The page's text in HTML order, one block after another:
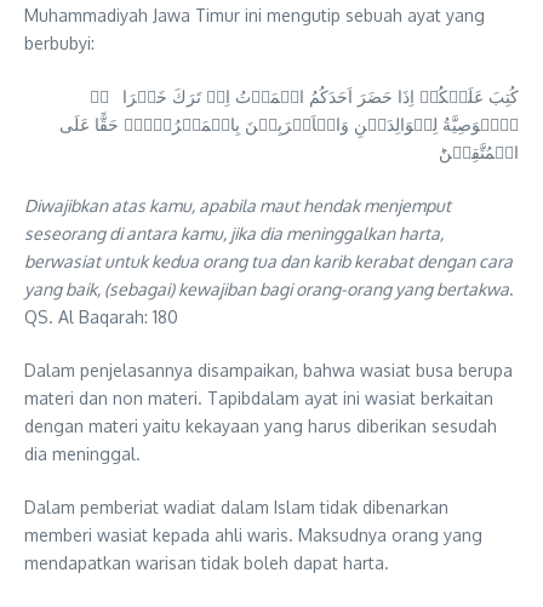
Muhammadiyah Jawa Timur ini mengutip sebuah ayat yang
berbubyi:
كُتِبَ عَلَيۡكُمۡ اِذَا حَضَرَ اَحَدَكُمُ الۡمَوۡتُ اِنۡ تَرَكَ خَيۡرَا ۖۚ
اۨلۡوَصِيَّةُ لِلۡوَالِدَيۡنِ وَالۡاَقۡرَبِيۡنَ بِالۡمَعۡرُوۡفِۚ حَقًّا عَلَى
الۡمُتَّقِيۡنَؕ
Diwajibkan atas kamu, apabila maut hendak menjemput
seseorang di antara kamu, jika dia meninggalkan harta,
berwasiat untuk kedua orang tua dan karib kerabat dengan cara
yang baik, (sebagai) kewajiban bagi orang-orang yang bertakwa.
QS. Al Baqarah: 180
Dalam penjelasannya disampaikan, bahwa wasiat busa berupa
materi dan non materi. Tapibdalam ayat ini wasiat berkaitan
dengan materi yaitu kekayaan yang harus diberikan sesudah
dia meninggal.
Dalam pemberiat wadiat dalam Islam tidak dibenarkan
memberi wasiat kepada ahli waris. Maksudnya orang yang
mendapatkan warisan tidak boleh dapat harta.